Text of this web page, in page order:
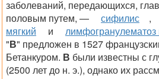
заболеваний, передающихся,
половым путем, —
сифилис ,
мягкий
и
"В" предложен в 1527
Бетанкуром. В были известны с
(2500 лет до н. э.), однако их